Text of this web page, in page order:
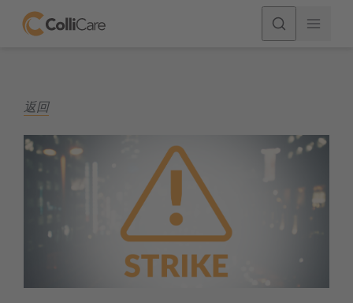
返回